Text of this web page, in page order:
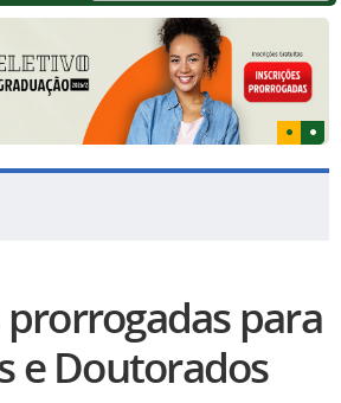
prorrogadas para
e Doutorados